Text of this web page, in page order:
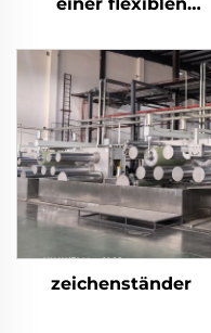
produziert sowohl
Hohl- als auch
Vollfasern
zeichenständer